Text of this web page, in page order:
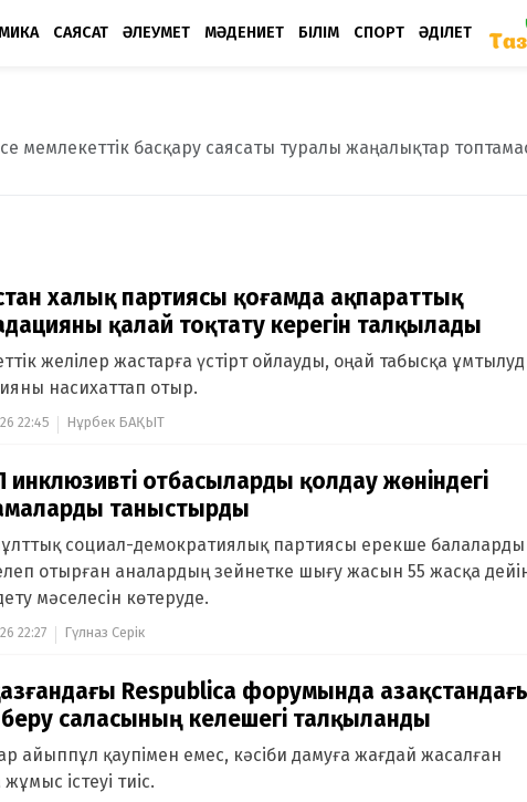
САЯСАТ ӘЛЕУМЕТ МӘДЕНИЕТ БІЛІМ СПОРТ ӘДІЛЕТ
мемлекеттік басқару саясаты туралы жаңалықтар
халық партиясы қоғамда ақпараттық
қалай тоқтату керегін талқылады
желілер жастарға үстірт ойлауды, оңай табысқа
насихаттап отыр.
22:45 Нұрбек БАҚЫТ
отбасыларды қолдау жөніндегі
таныстырды
социал-демократиялық партиясы ерекше балаларды
отырған аналардың зейнетке шығу жасын 55 жасқа
мәселесін көтеруде.
22:27 Гүлназ Серік
Respublica форумында
беру саласының келешегі талқыланды
айыппұл қаупімен емес, кәсіби дамуға жағдай жасалған
істеуі тиіс.